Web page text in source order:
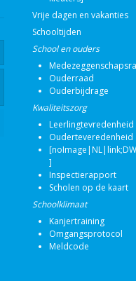
Vrije dagen en vakanties
Schooltijden
School en ouders
Ouderraad
Ouderbijdrage
Kwaliteitszorg
Leerlingtevredenheid
Ouderteveredenheid
]
Inspectierapport
Scholen op de kaart
Schoolklimaat
Kanjertraining
Omgangsprotocol
Meldcode